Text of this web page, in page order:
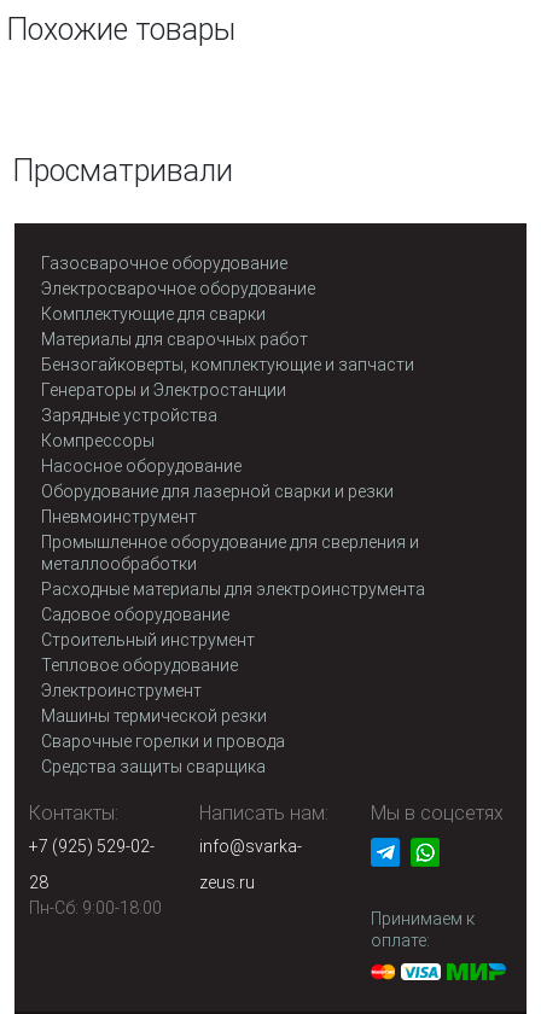
Похожие товары
Просматривали
Газосварочное оборудование
Электросварочное оборудование
Комплектующие для сварки
Материалы для сварочных работ
Бензогайковерты, комплектующие и запчасти
Генераторы и Электростанции
Зарядные устройства
Компрессоры
Насосное оборудование
Оборудование для лазерной сварки и резки
Пневмоинструмент
Промышленное оборудование для сверления и
металлообработки
Расходные материалы для электроинструмента
Садовое оборудование
Строительный инструмент
Тепловое оборудование
Электроинструмент
Машины термической резки
Сварочные горелки и провода
Средства защиты сварщика
Контакты:
+7 (925) 529-02-
28
Пн-Сб: 9:00-18:00
Написать нам:
info@svarka-
zeus.ru
Мы в соцсетях
Принимаем к
оплате: